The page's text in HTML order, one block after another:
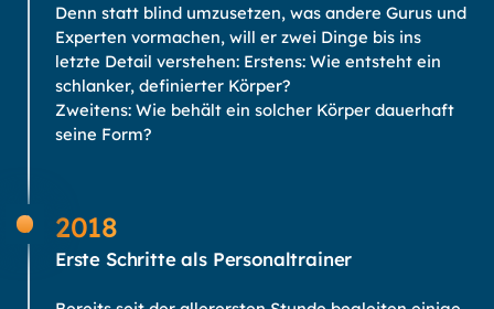
Denn statt blind umzusetzen, was andere Gurus und
Experten vormachen, will er zwei Dinge bis ins
letzte Detail verstehen: Erstens: Wie entsteht ein
schlanker, definierter Körper?
Zweitens: Wie behält ein solcher Körper dauerhaft
seine Form?
2018
Erste Schritte als Personaltrainer